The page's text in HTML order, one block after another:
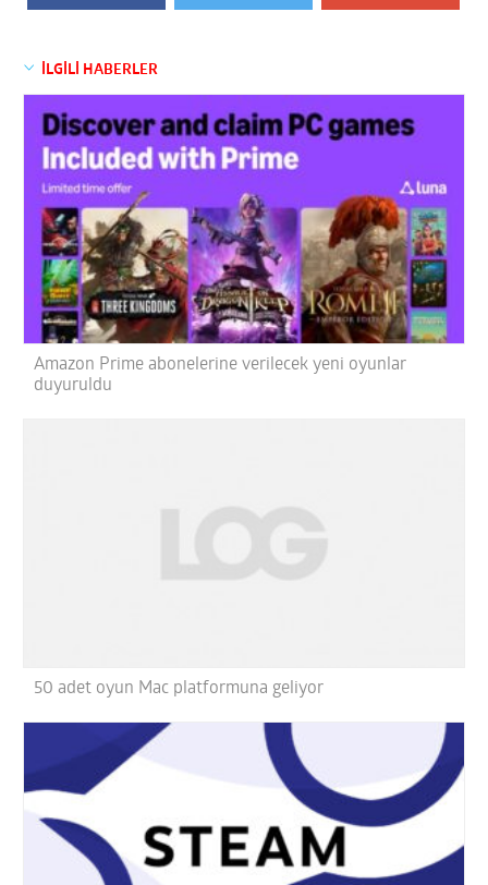
İLGİLİ HABERLER
Amazon Prime abonelerine verilecek yeni oyunlar
duyuruldu
50 adet oyun Mac platformuna geliyor